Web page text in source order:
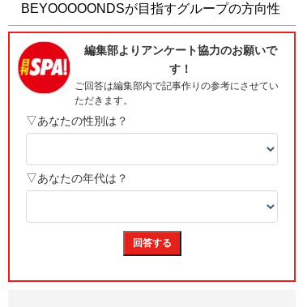
BEYOOOOONDSが目指すグループの方向性